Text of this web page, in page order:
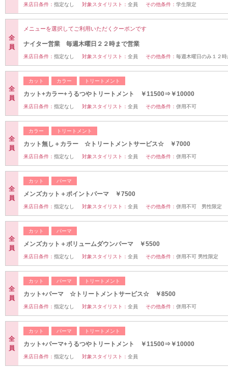
来店日条件： 指定なし 対象スタイリスト： 全員 その他条件： 学生限定
全
員
メニューを選択してご利用いただくクーポンです
ナイター営業 毎週木曜日２２時まで営業
来店日条件： 指定なし 対象スタイリスト： 全員 その他条件： 毎週木曜日のみ１２
全
員
カット カラー トリートメント
カット+カラー+うるつやトリートメント ￥11500⇒￥10000
来店日条件： 指定なし 対象スタイリスト： 全員 その他条件： 併用不可
全
員
カラー トリートメント
カット無し＋カラー ☆トリートメントサービス☆ ￥7000
来店日条件： 指定なし 対象スタイリスト： 全員 その他条件： 併用不可
全
員
カット パーマ
メンズカット＋ポイントパーマ ￥7500
来店日条件： 指定なし 対象スタイリスト： 全員 その他条件： 併用不可 男性限定
全
員
カット パーマ
メンズカット＋ボリュームダウンパーマ ￥5500
来店日条件： 指定なし 対象スタイリスト： 全員 その他条件： 併用不可 男性限定
全
員
カット パーマ トリートメント
カット+パーマ ☆トリートメントサービス☆ ￥8500
来店日条件： 指定なし 対象スタイリスト： 全員 その他条件： 併用不可
全
員
カット パーマ トリートメント
カット+パーマ+うるつやトリートメント ￥11500⇒￥10000
来店日条件： 指定なし 対象スタイリスト： 全員